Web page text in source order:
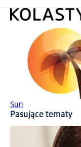
Sun
Pasujące tematy